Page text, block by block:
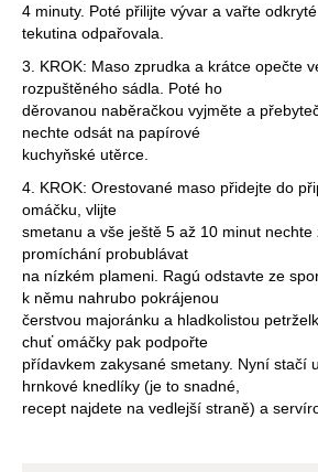
4 minuty. Poté přilijte vývar a vařte
tekutina odpařovala.
3. KROK: Maso zprudka a krátce opečte
rozpuštěného sádla. Poté ho
děrovanou naběračkou vyjměte a
nechte odsát na papírové
kuchyňské utěrce.
4. KROK: Orestované maso přidejte do
omáčku, vlijte
smetanu a vše ještě 5 až 10 minut nechte
promíchání probublávat
na nízkém plameni. Ragú odstavte ze
k němu nahrubo pokrájenou
čerstvou majoránku a hladkolistou
chuť omáčky pak podpořte
přídavkem zakysané smetany. Nyní stačí
hrnkové knedlíky (je to snadné,
recept najdete na vedlejší straně) a